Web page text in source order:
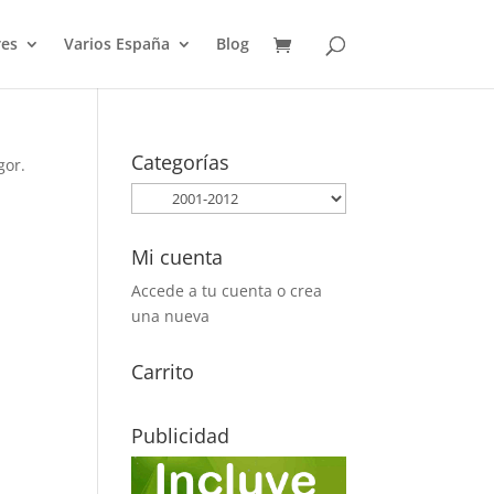
Varios España Blog
Categorías
Mi cuenta
Accede a tu cuenta o crea
una nueva
Carrito
Publicidad